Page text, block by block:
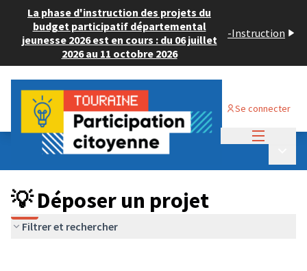
La phase d'instruction des projets du
budget participatif départemental
jeunesse 2026 est en cours : du 06 juillet
2026 au 11 octobre 2026
-Instruction
Se connecter
Budget Participatif ADULTE 2024
💡 Déposer un projet
💡 Déposer un projet
Filtrer et rechercher